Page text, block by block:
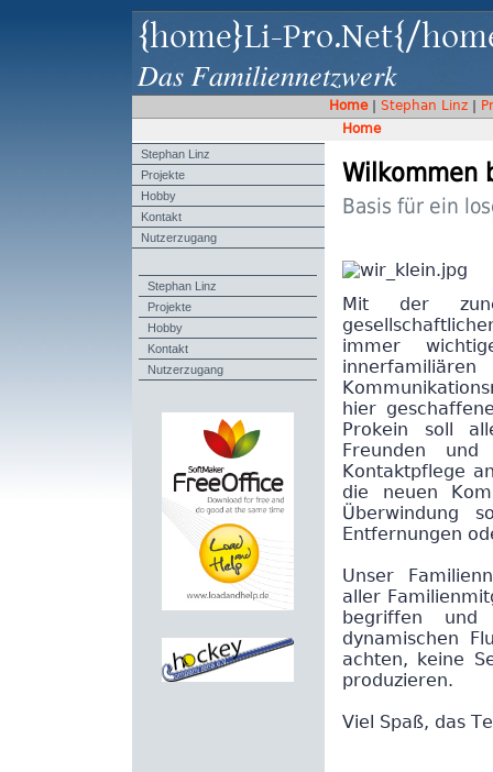
{home}Li-Pro.Net{/
Das Familiennetzwerk
Home| Stephan Linz|
Home
Stephan Linz
Projekte
Hobby
Kontakt
Nutzerzugang
Stephan Linz
Projekte
Hobby
Kontakt
Nutzerzugang
Wilkommen
Basis für ein
Mit der
immer
hier
Prokein soll
Freunden
Kontaktpflege
die neuen
Überwindung
Entfernungen
Unser
aller
begriffen
dynamischen
achten, keine
produzieren.
Viel Spaß, das